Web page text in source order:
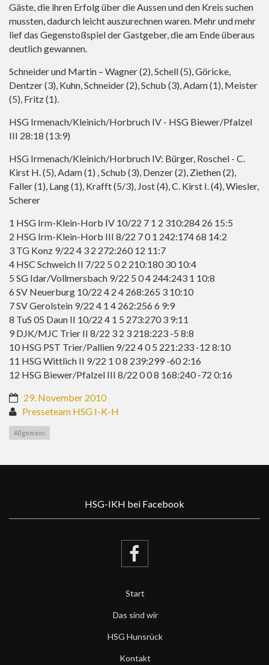
Gäste, die ihren Erfolg über die Aussen und den Kreis suchen
mussten, dadurch leicht auszurechnen waren. Mehr und mehr
lief das Gegenstoßspiel der Gastgeber, die am Ende überaus
deutlich gewannen.
Schneider und Martin – Wagner (2), Schell (5), Göricke,
Dentzer (3), Kuhn, Schneider (2), Schub (3), Adam (1), Meister
(5), Fritz (1).
HSG Irmenach/Kleinich/Horbruch IV - HSG Biewer/Pfalzel
III 28:18 (13:9)
HSG Irmenach/Kleinich/Horbruch IV: Bürger, Roschel - C.
Kirst H. (5), Adam (1) , Schub (3), Denzer (2), Ziethen (2),
Faller (1), Lang (1), Krafft (5/3), Jost (4), C. Kirst I. (4), Wiesler,
Scherer
1 HSG Irm-Klein-Horb IV 10/22 7 1 2 310:284 26 15:5
2 HSG Irm-Klein-Horb III 8/22 7 0 1 242:174 68 14:2
3 TG Konz 9/22 4 3 2 272:260 12 11:7
4 HSC Schweich II 7/22 5 0 2 210:180 30 10:4
5 SG Idar/Vollmersbach 9/22 5 0 4 244:243 1 10:8
6 SV Neuerburg 10/22 4 2 4 268:265 3 10:10
7 SV Gerolstein 9/22 4 1 4 262:256 6 9:9
8 TuS 05 Daun II 10/22 4 1 5 273:270 3 9:11
9 DJK/MJC Trier II 8/22 3 2 3 218:223 -5 8:8
10 HSG PST Trier/Pallien 9/22 4 0 5 221:233 -12 8:10
11 HSG Wittlich II 9/22 1 0 8 239:299 -60 2:16
12 HSG Biewer/Pfalzel III 8/22 0 0 8 168:240 -72 0:16
29. November 2010
Presseteam HSG I-K-H
Allgemein
HSG-IKH bei Facebook
Start
Das sind wir
HSG Hunsrück
Kontakt